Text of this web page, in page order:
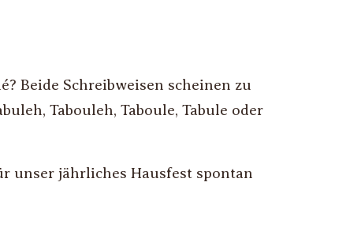
Beide Schreibweisen scheinen zu
Tabouleh, Taboule, Tabule oder
unser jährliches Hausfest spontan